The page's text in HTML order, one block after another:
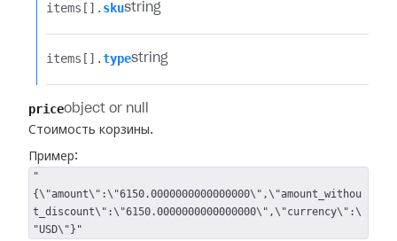
items[].​ skustring
items[].​typestring
priceobject or null
Стоимость корзины.
Пример:
"
{\"amount\":\"6150.0000000000000000\",\"amount_withou
t_discount\":\"6150.0000000000000000\",\"currency\":\
"USD\"}"